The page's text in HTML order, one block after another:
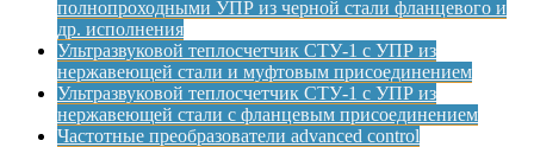
полнопроходными УПР из черной стали фланцевого и
др. исполнения
Ультразвуковой теплосчетчик СТУ-1 с УПР из
нержавеющей стали и муфтовым присоединением
Ультразвуковой теплосчетчик СТУ-1 с УПР из
нержавеющей стали с фланцевым присоединением
Частотные преобразователи advanced control